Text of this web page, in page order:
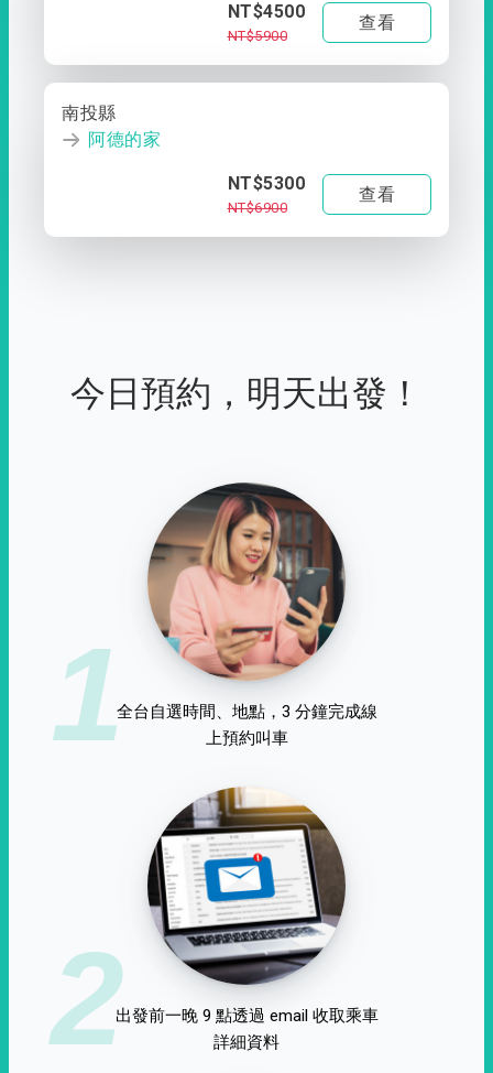
NT$4500
NT$5900
查看
南投縣
阿德的家
NT$5300
NT$6900
查看
今日預約，明天出發！
1全台自選時間、地點，3 分鐘完成線
上預約叫車
2出發前一晚 9 點透過 email 收取乘車
詳細資料